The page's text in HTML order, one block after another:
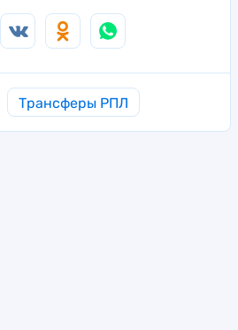
Трансферы РПЛ